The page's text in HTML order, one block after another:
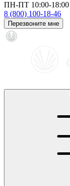
ПН-ПТ 10:00-18:00
8 (800) 100-18-46
Перезвоните мне